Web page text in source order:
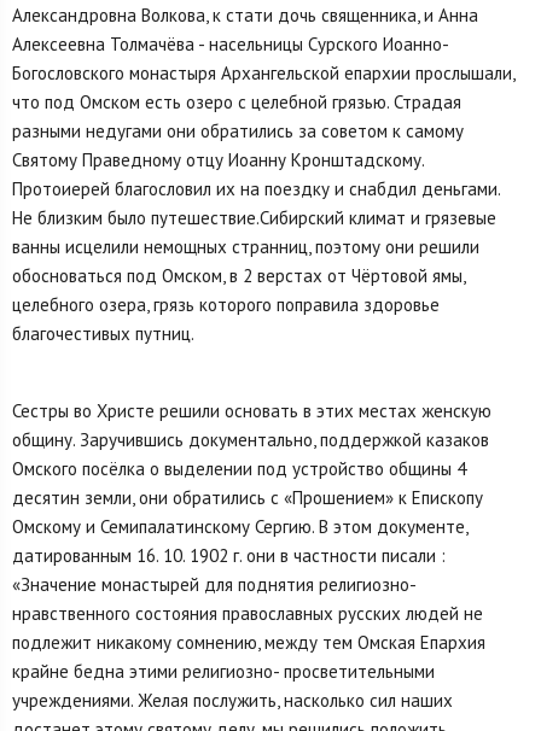
Александ­ровна Волкова, к стати дочь священника, и Анна
Алек­сеевна Толмачёва - насельницы Сурского Иоанно-
Богословского монастыря Архангельской епархии прослышали,
что под Омском есть озеро с целебной грязью. Стра­дая
разными недугами они об­ратились за советом к самому
Святому Праведному отцу Иоанну Кронштадскому.
Протоиерей благословил их на поездку и снабдил деньгами.
Не близким было путешествие.Сибирский климат и грязевые
ванны исцели­ли немощных странниц, поэтому они решили
обосноваться под Омском, в 2 верстах от Чёртовой ямы,
целебного озера, грязь которого поправила здоровье
благочестивых путниц.
Сестры во Христе решили основать в этих местах женскую
общину. Заручившись документально, поддержкой казаков
Омского посёлка о выделении под устройство общины 4
десятин земли, они обратились с «Прошением» к Епископу
Омскому и Семипалатинскому Сергию. В этом документе,
датированным 16. 10. 1902 г. они в частности писали :
«Значение монастырей для поднятия религиозно-
нравственного состояния православных русских людей не
подлежит никакому сомнению, между тем Омская Епархия
крайне бедна этими религиозно- просветительными
учреждениями. Желая послужить, насколько сил наших